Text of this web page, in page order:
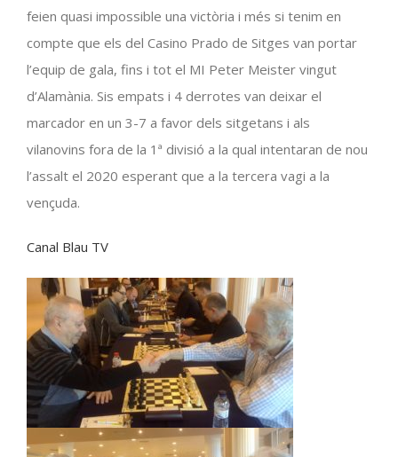
feien quasi impossible una victòria i més si tenim en
compte que els del Casino Prado de Sitges van portar
l’equip de gala, fins i tot el MI Peter Meister vingut
d’Alamània. Sis empats i 4 derrotes van deixar el
marcador en un 3-7 a favor dels sitgetans i als
vilanovins fora de la 1ª divisió a la qual intentaran de nou
l’assalt el 2020 esperant que a la tercera vagi a la
vençuda.
Canal Blau TV